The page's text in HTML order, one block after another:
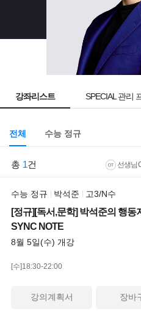
강좌리스트 SPECIAL 관리
전체 수능 정규
총 1건 선생님
수능 정규 박석준 고3/N수
[정규][독서,문학] 박석준의 행동
SYNC NOTE
8월 5일(수) 개강
[수]18:30-22:00
강의계획서 장바